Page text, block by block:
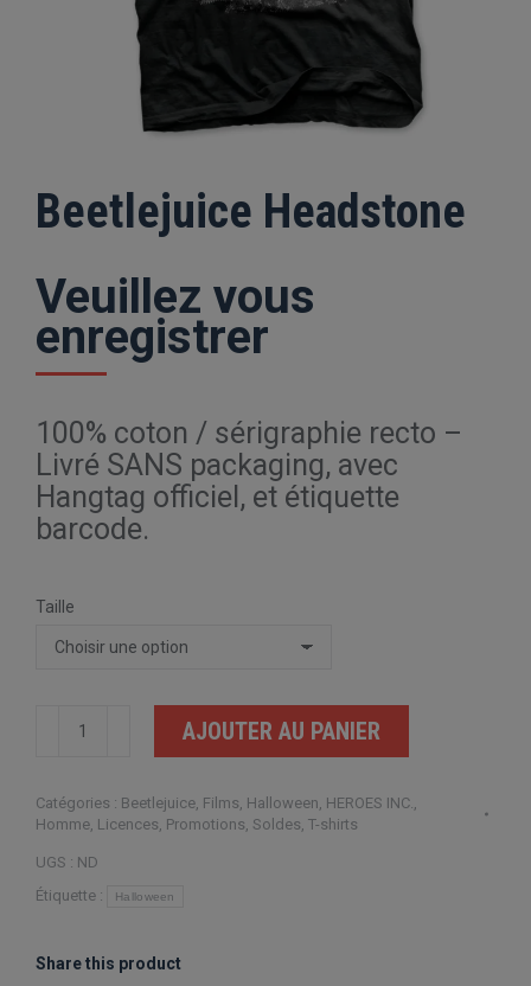
Beetlejuice Headstone
Veuillez vous
enregistrer
100% coton / sérigraphie recto –
Livré SANS packaging, avec
Hangtag officiel, et étiquette
barcode.
Taille
quantité
Headstone
AJOUTER AU PANIER
Catégories : Beetlejuice, Films, Halloween, HEROES INC.,
Homme, Licences, Promotions, Soldes, T-shirts
UGS : ND
Étiquette :
Halloween
Share this product